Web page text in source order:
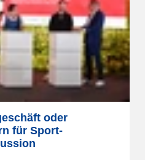
oder
für Sport-